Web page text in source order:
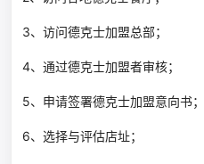
3、访问德克士加盟总部；
4、通过德克士加盟者审核；
5、申请签署德克士加盟意向书；
6、选择与评估店址；